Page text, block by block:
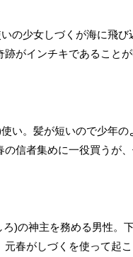
の少女しづくが海に飛
がインチキであること
い。髪が短いので少年
信者集めに一役買うが
)の神主を務める男性。
春がしづくを使って起